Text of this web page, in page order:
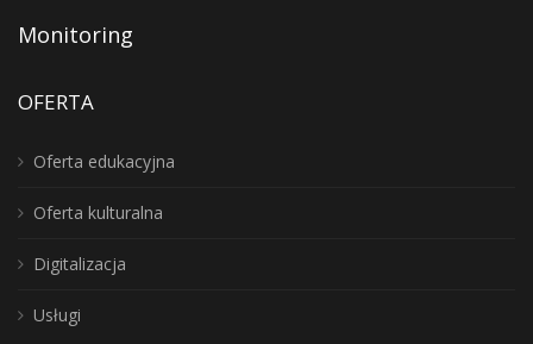
Monitoring
OFERTA
Oferta edukacyjna
Oferta kulturalna
Digitalizacja
Usługi